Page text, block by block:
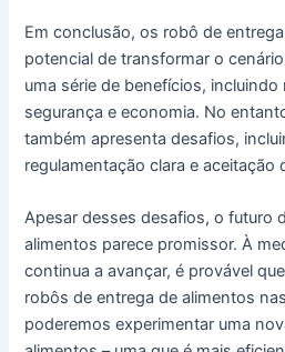
Em conclusão, os robô de
potencial de transformar o
uma série de benefícios, incluindo
segurança e economia. No
também apresenta desafios,
regulamentação clara e aceitação
Apesar desses desafios, o futuro
alimentos parece promissor. À
continua a avançar, é provável
robôs de entrega de alimentos
poderemos experimentar uma